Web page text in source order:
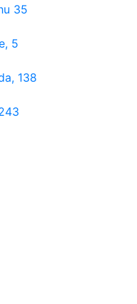
35
5
138